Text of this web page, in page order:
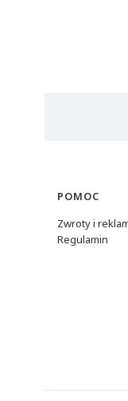
Linki w
POMOC
Zwroty i
Regulamin